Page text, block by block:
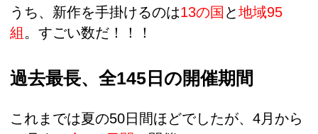
うち、新作を手掛けるのは13の国 と地域95
組 。すごい数だ！！！
過去最長、全145日の開催期間
これまでは夏の50日間ほどでしたが、4月から